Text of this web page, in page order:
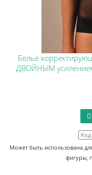
Белье
ДВОЙНЫМ
Код
Может быть использована
фигуры,